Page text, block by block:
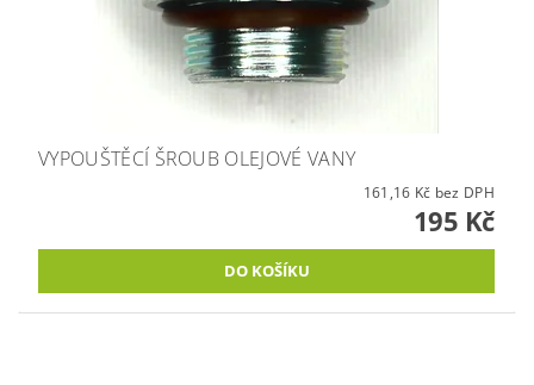
VYPOUŠTĚCÍ ŠROUB OLEJOVÉ VANY
161,16 Kč bez DPH
195 Kč